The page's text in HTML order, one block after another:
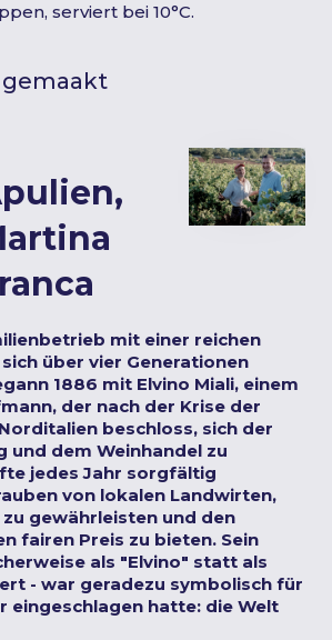
serviert bei 10°C.
gemaakt
mit einer reichen
über vier Generationen
1886 mit Elvino Miali, einem
der nach der Krise der
beschloss, sich der
und dem Weinhandel zu
jedes Jahr sorgfältig
von lokalen Landwirten,
gewährleisten und den
fairen Preis zu bieten. Sein
als "Elvino" statt als
- war geradezu symbolisch für
eingeschlagen hatte: die Welt